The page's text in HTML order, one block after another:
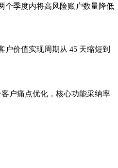
个季度内将高风险账户数量降低
户价值实现周期从 45 天缩短到
户痛点优化，核心功能采纳率